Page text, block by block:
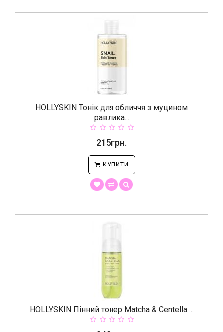
HOLLYSKIN Тонік для обличчя з муцином
равлика...
215грн.
КУПИТИ
HOLLYSKIN Пінний тонер Matcha & Centella ...